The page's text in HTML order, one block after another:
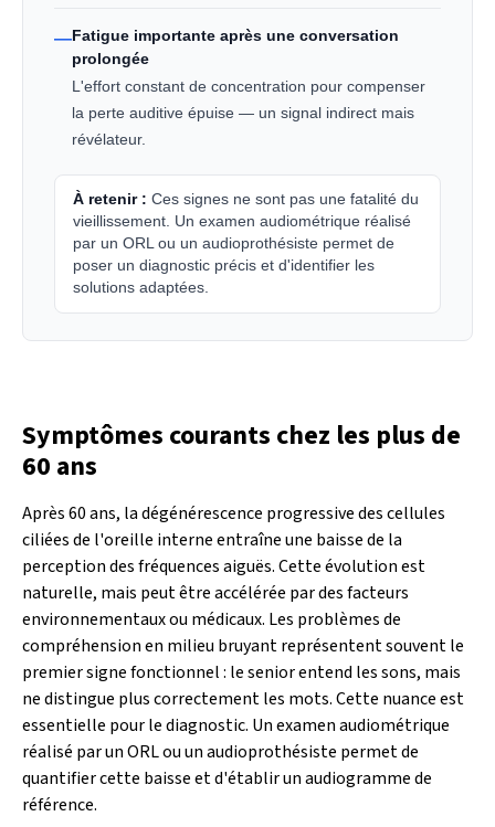
—Fatigue importante après une conversation
prolongée
L'effort constant de concentration pour compenser
la perte auditive épuise — un signal indirect mais
révélateur.
À retenir : Ces signes ne sont pas une fatalité du
vieillissement. Un examen audiométrique réalisé
par un ORL ou un audioprothésiste permet de
poser un diagnostic précis et d'identifier les
solutions adaptées.
Symptômes courants chez les plus de
60 ans
Après 60 ans, la dégénérescence progressive des cellules
ciliées de l'oreille interne entraîne une baisse de la
perception des fréquences aiguës. Cette évolution est
naturelle, mais peut être accélérée par des facteurs
environnementaux ou médicaux. Les problèmes de
compréhension en milieu bruyant représentent souvent le
premier signe fonctionnel : le senior entend les sons, mais
ne distingue plus correctement les mots. Cette nuance est
essentielle pour le diagnostic. Un examen audiométrique
réalisé par un ORL ou un audioprothésiste permet de
quantifier cette baisse et d'établir un audiogramme de
référence.